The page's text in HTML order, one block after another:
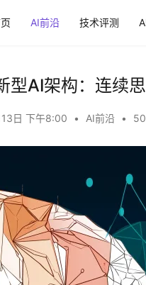
AI前沿 技术评测
型AI架构：连续
日 下午8:00 • AI前沿 •